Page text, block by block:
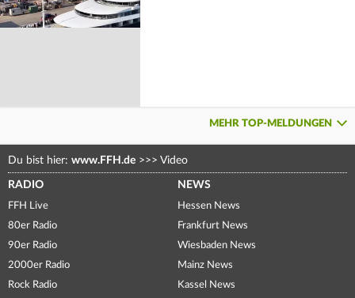
MEHR TOP-MELDUNGEN
Du bist hier: www.FFH.de >>> Video
RADIO
FFH Live
80er Radio
90er Radio
2000er Radio
Rock Radio
NEWS
Hessen News
Frankfurt News
Wiesbaden News
Mainz News
Kassel News